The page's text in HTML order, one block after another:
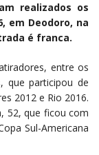
realizados os
em Deodoro, na
é franca.
entre os
que participou de
2012 e Rio 2016.
52, que ficou com
Sul-Americana